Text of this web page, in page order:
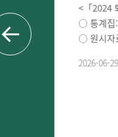
<「2024
○ 통계집:
○ 원시자
2026-06-29